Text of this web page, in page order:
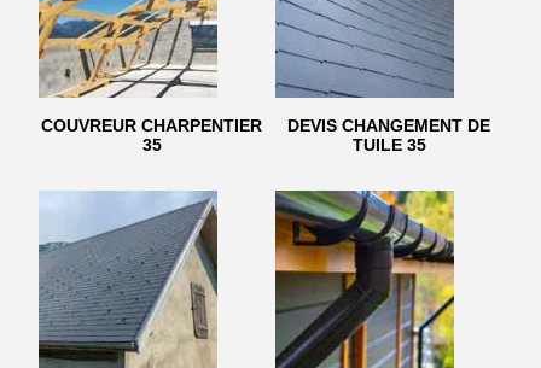
COUVREUR CHARPENTIER
35
DEVIS CHANGEMENT DE
TUILE 35